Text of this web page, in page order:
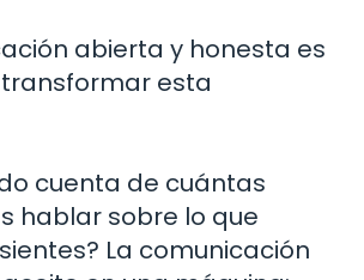
abierta y honesta es
esta
cuenta de cuántas
hablar sobre lo que
La comunicación